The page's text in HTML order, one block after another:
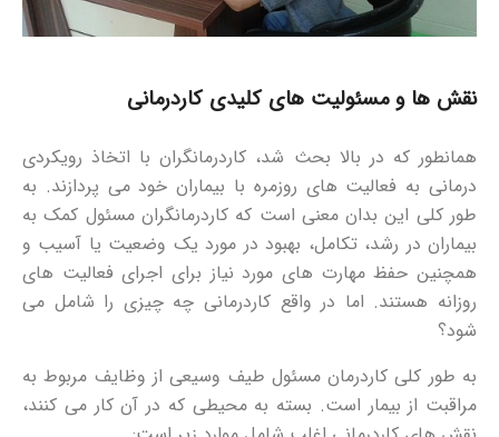
نقش ها و مسئولیت های کلیدی کاردرمانی
همانطور که در بالا بحث شد، کاردرمانگران با اتخاذ رویکردی
درمانی به فعالیت های روزمره با بیماران خود می پردازند. به
طور کلی این بدان معنی است که کاردرمانگران مسئول کمک به
بیماران در رشد، تکامل، بهبود در مورد یک وضعیت یا آسیب و
همچنین حفظ مهارت های مورد نیاز برای اجرای فعالیت های
روزانه هستند. اما در واقع کاردرمانی چه چیزی را شامل می
شود؟
به طور کلی کاردرمان مسئول طیف وسیعی از وظایف مربوط به
مراقبت از بیمار است. بسته به محیطی که در آن کار می کنند،